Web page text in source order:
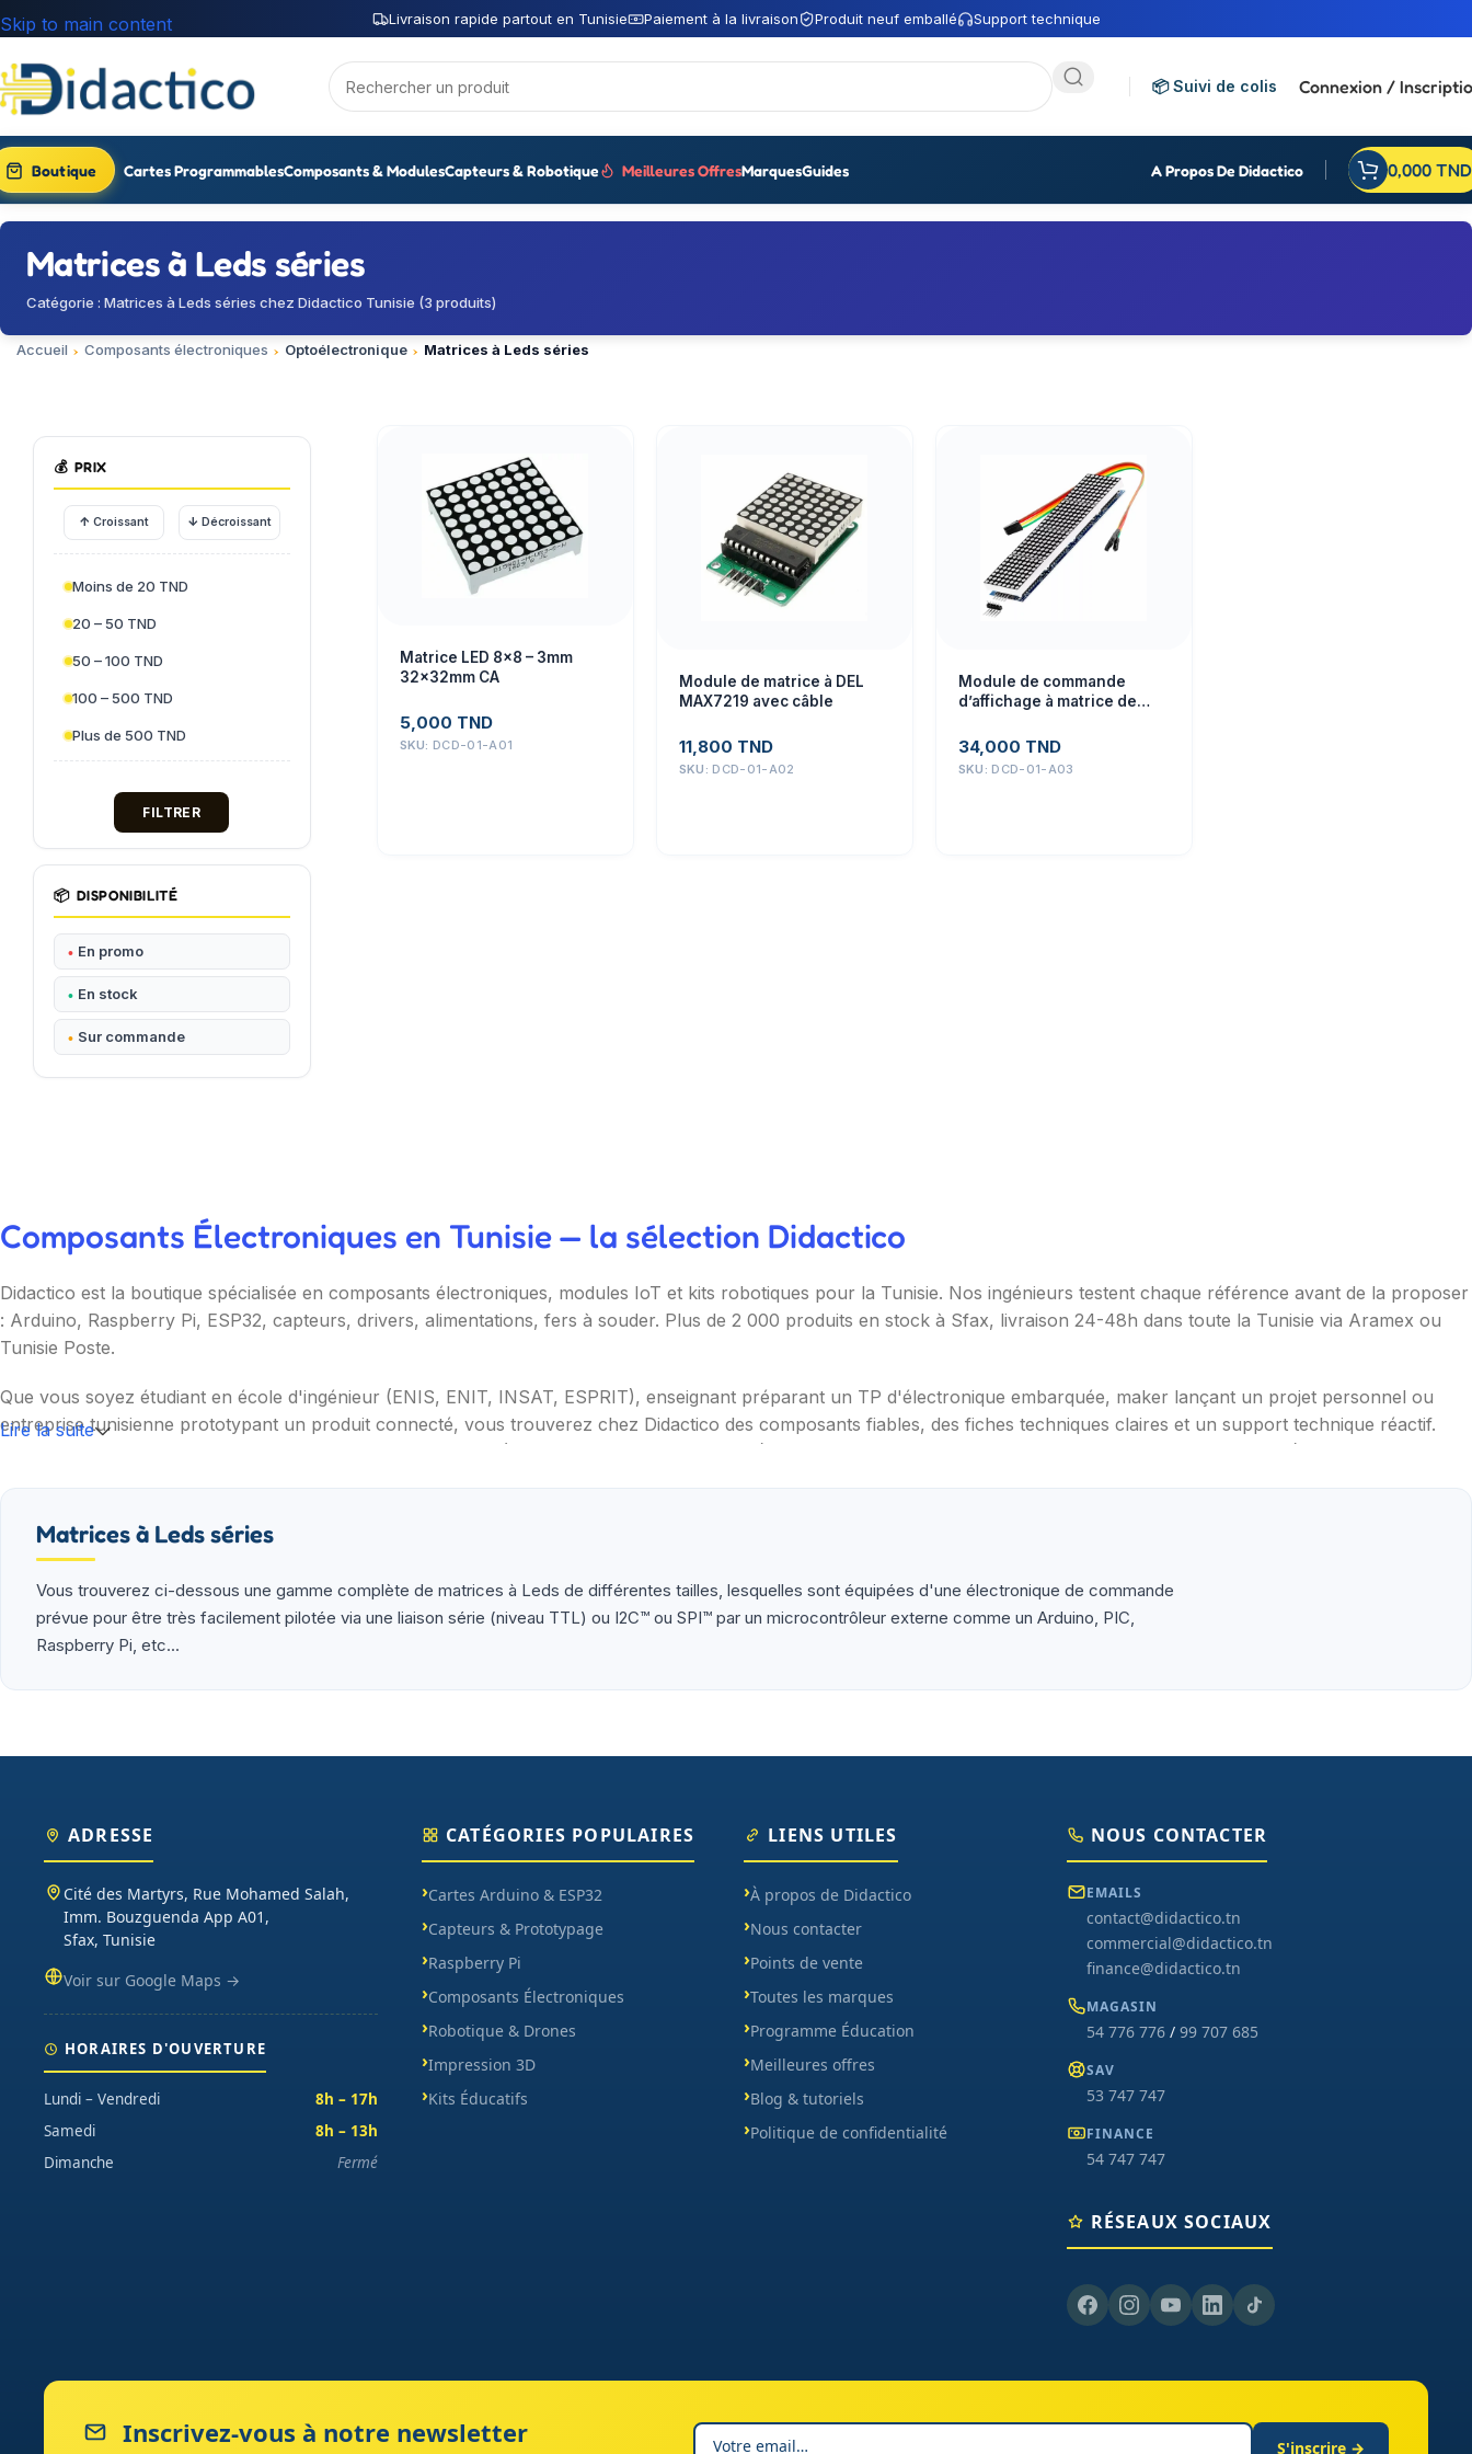
Livraison rapide partout en Tunisie Paiement à la livraison Produit neuf emballé Support technique
Skip to main content
📦 Suivi de colis Connexion /
Boutique Cartes ProgrammablesComposants & ModulesCapteurs & Robotique Meilleures OffresMarquesGuides A Propos De Didactico 0,000 TND
Matrices à Leds séries
Catégorie : Matrices à Leds séries chez Didactico Tunisie (3 produits)
Accueil Composants électroniques Optoélectronique Matrices à Leds séries
💰 PRIX
↑ Croissant ↓ Décroissant
Moins de 20 TND
20 – 50 TND
50 – 100 TND
100 – 500 TND
Plus de 500 TND
FILTRER
📦 DISPONIBILITÉ
En promo
En stock
Sur commande
Matrice LED 8×8 – 3mm
32x32mm CA
5,000 TND
SKU: DCD-01-A01
Module de matrice à DEL
MAX7219 avec câble
11,800 TND
SKU: DCD-01-A02
Module de commande
d’affichage à matrice de
34,000 TND
SKU: DCD-01-A03
Composants Électroniques en Tunisie — la sélection Didactico
Didactico est la boutique spécialisée en composants électroniques, modules IoT et kits robotiques pour la Tunisie. Nos ingénieurs testent chaque référence avant de la proposer
: Arduino, Raspberry Pi, ESP32, capteurs, drivers, alimentations, fers à souder. Plus de 2 000 produits en stock à Sfax, livraison 24-48h dans toute la Tunisie via Aramex ou
Tunisie Poste.
Que vous soyez étudiant en école d'ingénieur (ENIS, ENIT, INSAT, ESPRIT), enseignant préparant un TP d'électronique embarquée, maker lançant un projet personnel ou
entreprise tunisienne prototypant un produit connecté, vous trouverez chez Didactico des composants fiables, des fiches techniques claires et un support technique réactif.
Lire la suite
Matrices à Leds séries
Vous trouverez ci-dessous une gamme complète de matrices à Leds de différentes tailles, lesquelles sont équipées d'une électronique de commande
prévue pour être très facilement pilotée via une liaison série (niveau TTL) ou I2C™ ou SPI™ par un microcontrôleur externe comme un Arduino, PIC,
Raspberry Pi, etc...
ADRESSE
Cité des Martyrs, Rue Mohamed Salah,
Imm. Bouzguenda App A01,
Sfax, Tunisie
Voir sur Google Maps →
HORAIRES D'OUVERTURE
Lundi – Vendredi
8h – 17h
Samedi
8h – 13h
Dimanche
Fermé
CATÉGORIES POPULAIRES
Cartes Arduino & ESP32
Capteurs & Prototypage
Raspberry Pi
Composants Électroniques
Robotique & Drones
Impression 3D
Kits Éducatifs
LIENS UTILES
À propos de Didactico
Nous contacter
Points de vente
Toutes les marques
Programme Éducation
Meilleures offres
Blog & tutoriels
Politique de confidentialité
NOUS CONTACTER
EMAILS
contact@didactico.tn
commercial@didactico.tn
finance@didactico.tn
MAGASIN
54 776 776/ 99 707 685
SAV
53 747 747
FINANCE
54 747 747
RÉSEAUX SOCIAUX
Inscrivez-vous à notre newsletter S'inscrire →